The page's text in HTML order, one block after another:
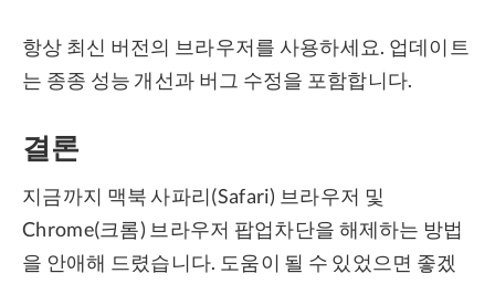
항상 최신 버전의 브라우저를 사용하세요. 업데이트
는 종종 성능 개선과 버그 수정을 포함합니다.
결론
지금까지 맥북 사파리(Safari) 브라우저 및
Chrome(크롬) 브라우저 팝업차단을 해제하는 방법
을 안애해 드렸습니다. 도움이 될 수 있었으면 좋겠